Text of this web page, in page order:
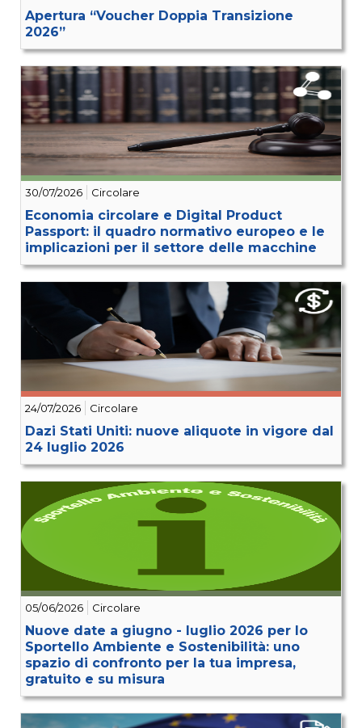
Apertura “Voucher Doppia Transizione
2026”
30/07/2026 Circolare
Economia circolare e Digital Product
Passport: il quadro normativo europeo e le
implicazioni per il settore delle macchine
24/07/2026 Circolare
Dazi Stati Uniti: nuove aliquote in vigore dal
24 luglio 2026
05/06/2026 Circolare
Nuove date a giugno - luglio 2026 per lo
Sportello Ambiente e Sostenibilità: uno
spazio di confronto per la tua impresa,
gratuito e su misura